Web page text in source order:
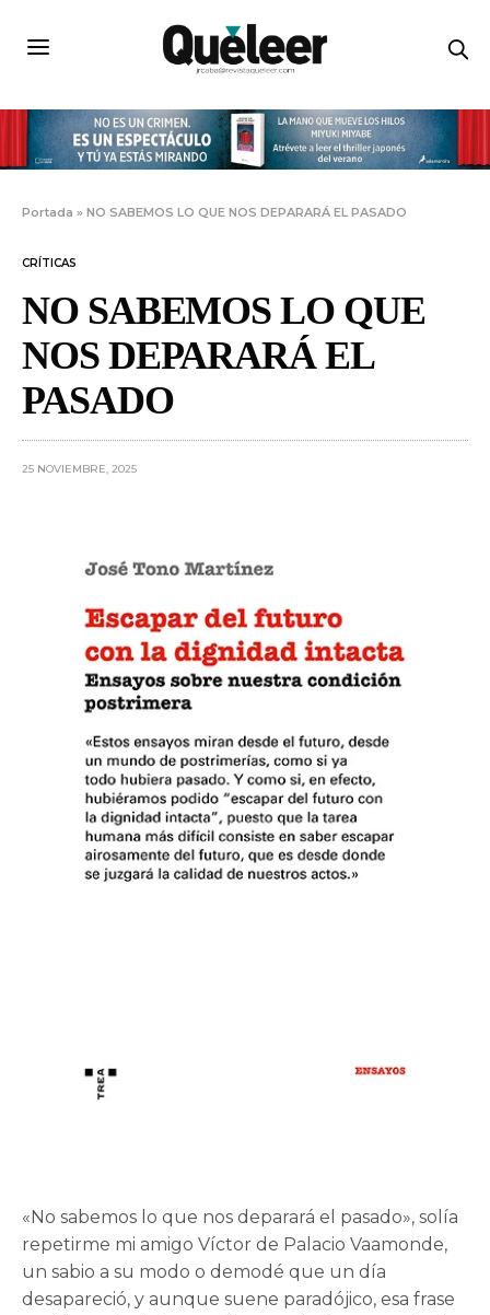
Portada »NO SABEMOS LO QUE NOS DEPARARÁ EL PASADO
CRÍTICAS
NO SABEMOS LO QUE
NOS DEPARARÁ EL
PASADO
25 NOVIEMBRE, 2025
«No sabemos lo que nos deparará el pasado», solía
repetirme mi amigo Víctor de Palacio Vaamonde,
un sabio a su modo o demodé que un día
desapareció, y aunque suene paradójico, esa frase